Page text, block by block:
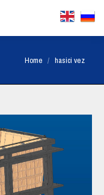
You are here:
Home hasici vez